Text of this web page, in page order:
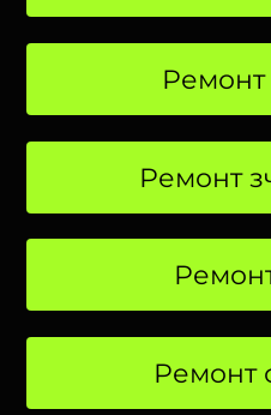
Ремонт
Ремонт
Ремонт